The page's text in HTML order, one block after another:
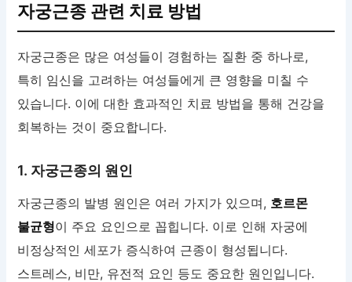
자궁근종 관련 치료 방법
자궁근종은 많은 여성들이 경험하는 질환 중 하나로,
특히 임신을 고려하는 여성들에게 큰 영향을 미칠 수
있습니다. 이에 대한 효과적인 치료 방법을 통해 건강을
회복하는 것이 중요합니다.
1. 자궁근종의 원인
자궁근종의 발병 원인은 여러 가지가 있으며, 호르몬
불균형이 주요 요인으로 꼽힙니다. 이로 인해 자궁에
비정상적인 세포가 증식하여 근종이 형성됩니다.
스트레스, 비만, 유전적 요인 등도 중요한 원인입니다.